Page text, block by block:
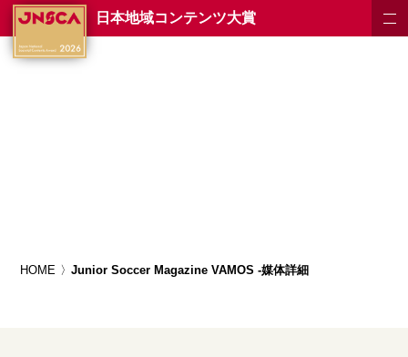
日本地域コンテンツ大賞
HOME Junior Soccer Magazine VAMOS -媒体詳細